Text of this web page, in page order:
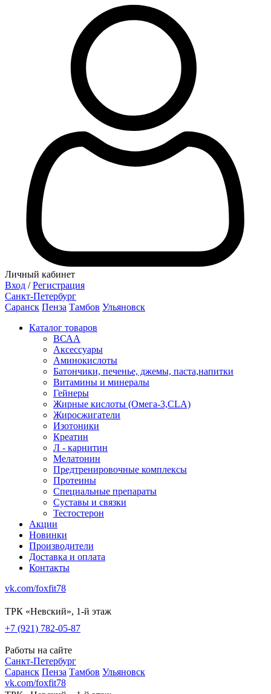
Личный кабинет
Вход / Регистрация
Санкт-Петербург
Саранск Пенза Тамбов Ульяновск
Каталог товаров
ВСАА
Аксессуары
Аминокислоты
Батончики, печенье, джемы, паста,напитки
Витамины и минералы
Гейнеры
Жирные кислоты (Омега-3,CLA)
Жиросжигатели
Изотоники
Креатин
Л - карнитин
Мелатонин
Предтренировочные комплексы
Протеины
Специальные препараты
Суставы и связки
Тестостерон
Акции
Новинки
Производители
Доставка и оплата
Контакты
vk.com/foxfit78
ТРК «Невский», 1-й этаж
+7 (921) 782-05-87
Работы на сайте
Санкт-Петербург
Саранск Пенза Тамбов Ульяновск
vk.com/foxfit78